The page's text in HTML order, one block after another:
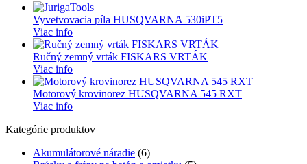
Vyvetvovacia píla HUSQVARNA 530iPT5
Viac info
Ručný zemný vrták FISKARS VRTÁK
Viac info
Motorový krovinorez HUSQVARNA 545 RXT
Viac info
Kategórie produktov
Akumulátorové náradie (6)